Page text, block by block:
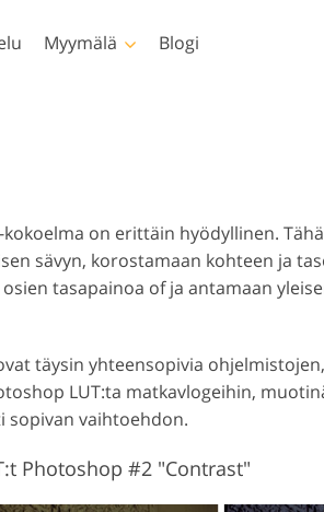
muokkaus
Valokuvan restaurointi
Myymälä
videopeittokuvat
Blogi
on erittäin hyödyllinen.
sävyn, korostamaan kohteen ja
tasapainoa of ja antamaan
täysin yhteensopivia
LUT:ta matkavlogeihin,
sopivan vaihtoehdon.
Photoshop #2 "Contrast"